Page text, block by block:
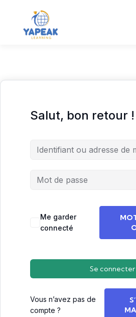
Salut, bon retour !
Me garder
connecté
Se connecter
Vous n’avez pas de
compte ?